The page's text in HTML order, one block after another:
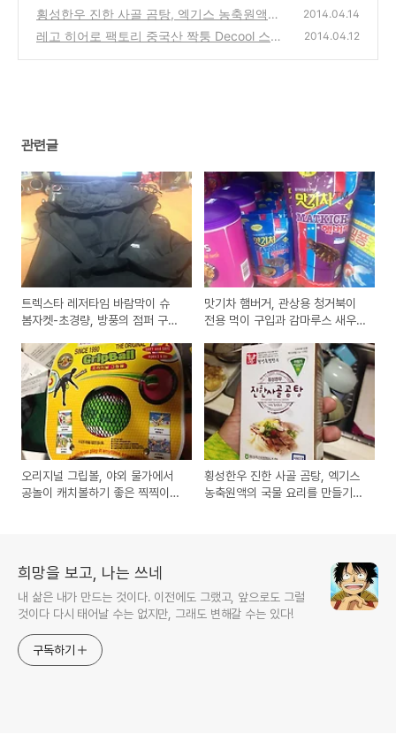
볼하기 좋은 찍찍이 원조 제품 사용기
(2)
횡성한우 진한 사골 곰탕, 엑기스 농축원액의
국물 요리를 만들기 좋은 제품 시식기
(0)
2014.04.14
레고 히어로 팩토리 중국산 짝퉁 Decool 스타
2014.04.12
관련글
트렉스타 레저타임 바람막이 슈
봄자켓-초경량, 방풍의 점퍼 구입
맛기차 햄버거, 관상용 청거북이
전용 먹이 구입과 감마루스 새우
오리지널 그립볼, 야외 물가에서
공놀이 캐치볼하기 좋은 찍찍이
횡성한우 진한 사골 곰탕, 엑기스
농축원액의 국물 요리를 만들기
희망을 보고, 나는 쓰네
내 삶은 내가 만드는 것이다. 이전에도 그랬고, 앞으로도 그럴
것이다 다시 태어날 수는 없지만, 그래도 변해갈 수는 있다!
구독하기